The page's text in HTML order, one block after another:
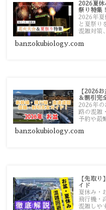
2026夏休
祭り特集
2026年夏
と夏祭り
混雑対策
banzokubiology.com
【2026
＆割引完
2026年の
路の混雑
予約や最
い移動方
banzokubiology.com
【先取
イド
夏休み・
飛行機・
混雑しや